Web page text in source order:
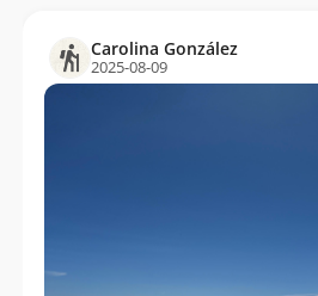
Carolina González
2025-08-09